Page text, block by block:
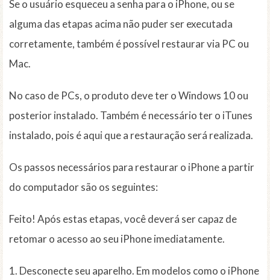
Se o usuário esqueceu a senha para o iPhone, ou se
alguma das etapas acima não puder ser executada
corretamente, também é possível restaurar via PC ou
Mac.
No caso de PCs, o produto deve ter o Windows 10 ou
posterior instalado. Também é necessário ter o iTunes
instalado, pois é aqui que a restauração será realizada.
Os passos necessários para restaurar o iPhone a partir
do computador são os seguintes:
Feito! Após estas etapas, você deverá ser capaz de
retomar o acesso ao seu iPhone imediatamente.
1. Desconecte seu aparelho. Em modelos como o iPhone